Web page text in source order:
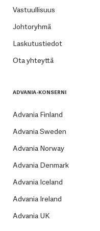
Vastuullisuus
Johtoryhmä
Laskutustiedot
Ota yhteyttä
ADVANIA-KONSERNI
Advania Finland
Advania Sweden
Advania Norway
Advania Denmark
Advania Iceland
Advania Ireland
Advania UK